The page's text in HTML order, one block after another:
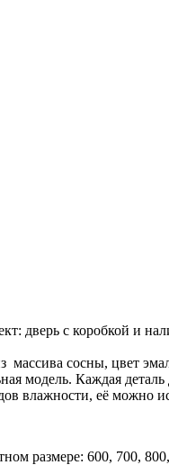
дверь с коробкой и
массива сосны, цвет
модель. Каждая
влажности, её можно
размере: 600, 700,